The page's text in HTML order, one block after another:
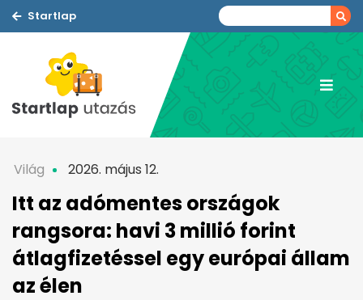
Startlap
Világ 2026. május 12.
Itt az adómentes országok
rangsora: havi 3 millió forint
átlagfizetéssel egy európai állam
az élen